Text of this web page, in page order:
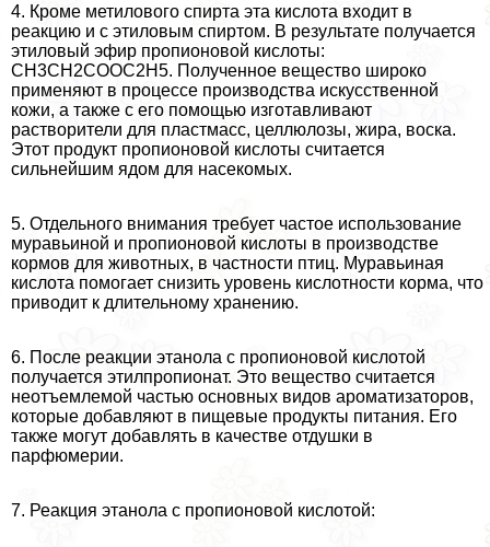
4. Кроме метилового спирта эта кислота входит в
реакцию и с этиловым спиртом. В результате получается
этиловый эфир пропионовой кислоты:
CH3CH2COOC2H5. Полученное вещество широко
применяют в процессе производства искусственной
кожи, а также с его помощью изготавливают
растворители для пластмасс, целлюлозы, жира, воска.
Этот продукт пропионовой кислоты считается
сильнейшим ядом для насекомых.
5. Отдельного внимания требует частое использование
муравьиной и пропионовой кислоты в производстве
кормов для животных, в частности птиц. Муравьиная
кислота помогает снизить уровень кислотности корма, что
приводит к длительному хранению.
6. После реакции этанола с пропионовой кислотой
получается этилпропионат. Это вещество считается
неотъемлемой частью основных видов ароматизаторов,
которые добавляют в пищевые продукты питания. Его
также могут добавлять в качестве отдушки в
парфюмерии.
7. Реакция этанола с пропионовой кислотой: